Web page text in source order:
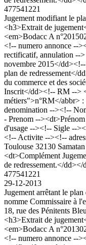
477541221
Jugement modifiant le
<h3>Extrait de
<em>Bodacc A
<!-- numero annonce --
rectificatif, annulation --
novembre 2015</
plan de redressement</
du commerce et des
Inscrit</dd><!-- RM -->
métiers">n°RM</abbr>
denomination --><!--
- Prenom --
d'usage --><!-- Sigle --
<!-- Activite --><!--
Toulouse 32130
<dt>Complément
de redressement.</
477541221
29-12-2013
Jugement arrêtant le
nomme Commissaire à
18, rue des Pénitents
<h3>Extrait de
<em>Bodacc A
<!-- numero annonce --